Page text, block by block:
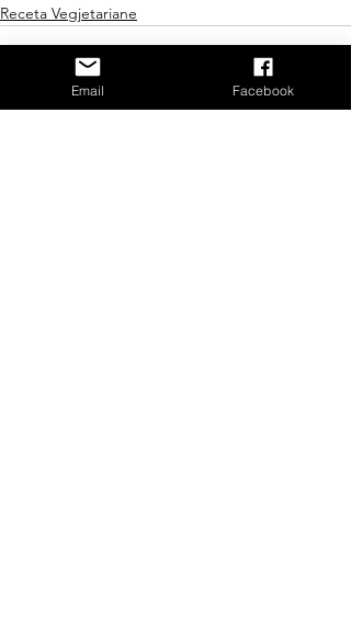
Receta Vegjetariane
Email Facebook